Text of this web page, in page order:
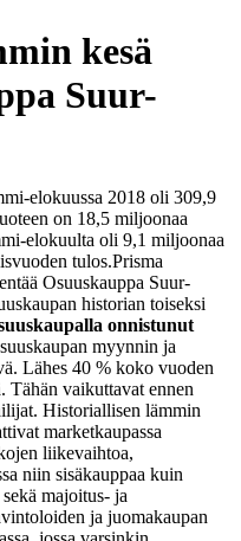
kesä
Suur-
elokuussa 2018 oli 309,9
on 18,5 miljoonaa
elokuulta oli 9,1 miljoonaa
tulos.Prisma
Osuuskauppa Suur-
historian toiseksi
onnistunut
myynnin ja
Lähes 40 % koko vuoden
vaikuttavat ennen
Historiallisen lämmin
marketkaupassa
liikevaihtoa,
niin sisäkauppaa kuin
majoitus- ja
ja juomakaupan